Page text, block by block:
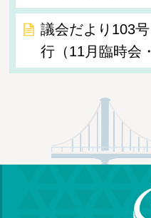
議会だより103
行（11月臨時会